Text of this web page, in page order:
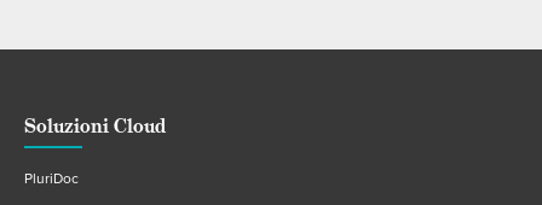
Soluzioni Cloud
PluriDoc